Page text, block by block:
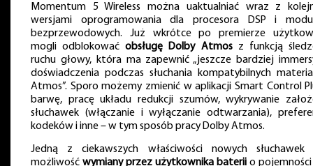
Momentum 5 Wireless można uaktualniać wraz z
wersjami oprogramowania dla procesora DSP i
bezprzewodowych. Już wkrótce po premierze
mogli odblokowaćobsługę Dolby Atmosz funkcją
ruchu głowy, która ma zapewnić „jeszcze bardziej
doświadczenia podczas słuchania kompatybilnych
Atmos”. Sporo możemy zmienić w aplikacji Smart Control
barwę, pracę układu redukcji szumów, wykrywanie
słuchawek (włączanie i wyłączanie odtwarzania),
kodeków i inne – w tym sposób pracy Dolby Atmos.
Jedną z ciekawszych właściwości nowych słuchawek
możliwość wymiany przez użytkownika baterii o pojemności